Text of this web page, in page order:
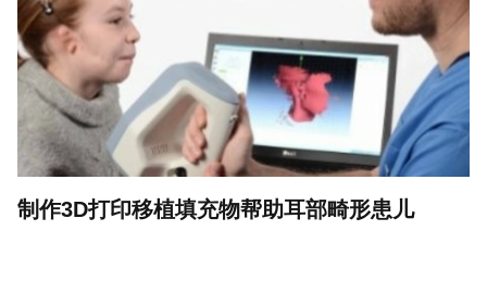
制作3D打印移植填充物帮助耳部畸形患儿